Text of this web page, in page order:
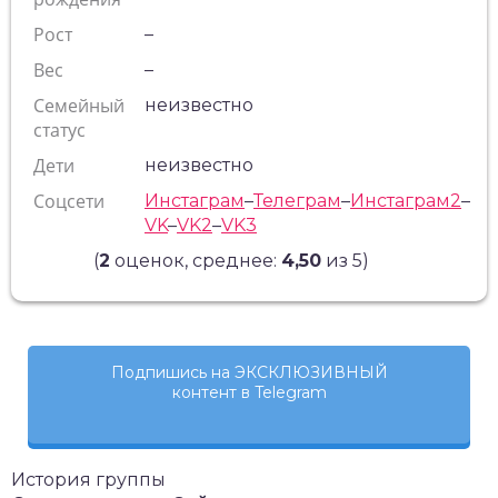
Рост
–
Вес –
Семейный
статус
неизвестно
Дети неизвестно
Соцсети Инстаграм–Телеграм–Инстаграм2–
VK–VK2–VK3
(2 оценок, среднее: 4,50 из 5)
Подпишись на ЭКСКЛЮЗИВНЫЙ
контент в Telegram
История группы